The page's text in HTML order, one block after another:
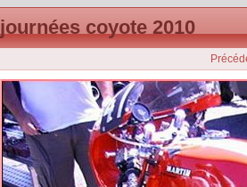
journées coyote 2010